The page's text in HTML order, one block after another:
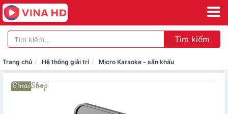
Tìm kiếm
Trang chủ Hệ thống giải trí Micro Karaoke - sân khấu